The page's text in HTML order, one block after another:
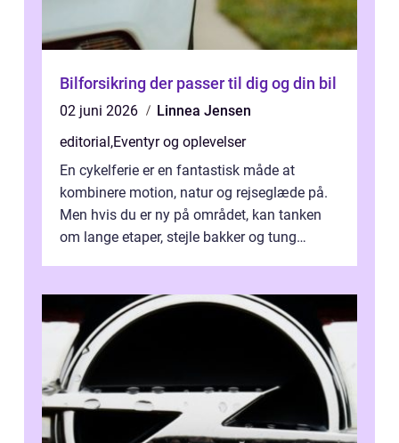
Bilforsikring der passer til dig og din bil
02 juni 2026
Linnea Jensen
editorial,Eventyr og oplevelser
En cykelferie er en fantastisk måde at
kombinere motion, natur og rejseglæde på.
Men hvis du er ny på området, kan tanken
om lange etaper, stejle bakker og tung